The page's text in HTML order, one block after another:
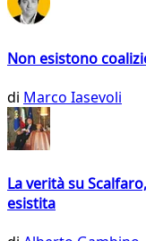
Non esistono
di Marco Iasevoli
La verità su
esistita